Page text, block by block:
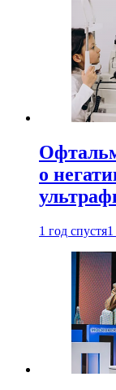
о
1 год спустя